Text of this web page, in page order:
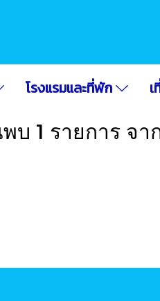
โรงแรมและที่พัก
บ 1 รายการ จ